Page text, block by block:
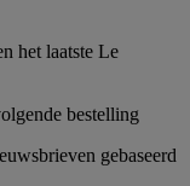
het laatste Le
bestelling
gebaseerd